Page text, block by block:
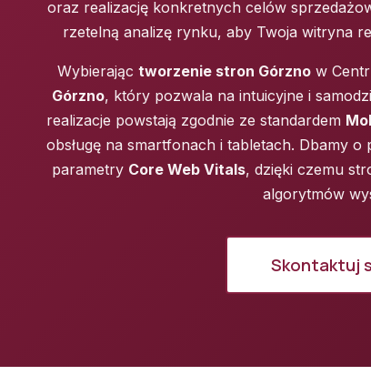
oraz realizację konkretnych celów
rzetelną analizę rynku, aby Twoja witryna
Wybierając tworzenie stron Górznow
Górzno, który pozwala na intuicyjne i
realizacje powstają zgodnie ze standardem
obsługę na smartfonach i tabletach. Dbamy o
parametry Core Web Vitals, dzięki czemu
algorytmów
Skontaktuj